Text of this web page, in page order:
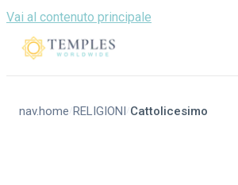
Vai al contenuto principale
nav.home /RELIGIONI / Cattolicesimo